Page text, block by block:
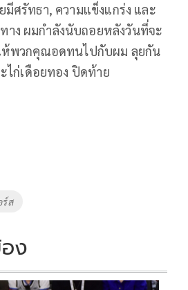
มีศรัทธา, ความแข็งแกร่ง และ
าง ผมกำลังนับถอยหลังวันที่จะ
ห้พวกคุณอดทนไปกับผม ลุยกัน
ไก่เดือยทอง ปิดท้าย
ร์ส
ง